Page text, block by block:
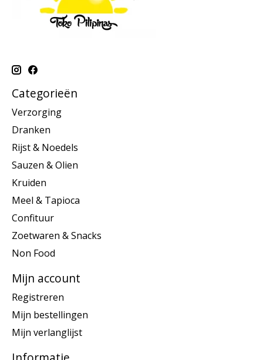
Categorieën
Verzorging
Dranken
Rijst & Noedels
Sauzen & Olien
Kruiden
Meel & Tapioca
Confituur
Zoetwaren & Snacks
Non Food
Mijn account
Registreren
Mijn bestellingen
Mijn verlanglijst